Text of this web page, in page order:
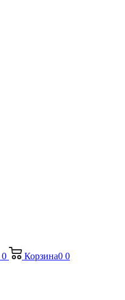
0 Корзина0 0